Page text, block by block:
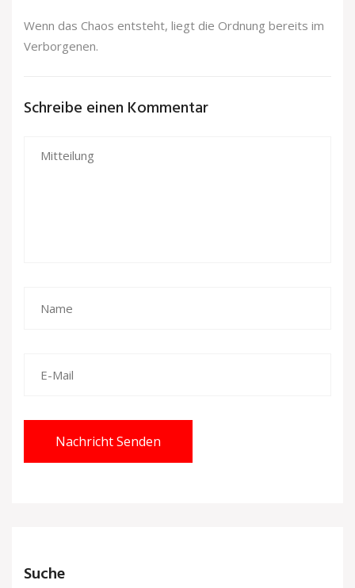
Wenn das Chaos entsteht, liegt die Ordnung bereits im
Verborgenen.
Schreibe einen Kommentar
Nachricht Senden
Suche